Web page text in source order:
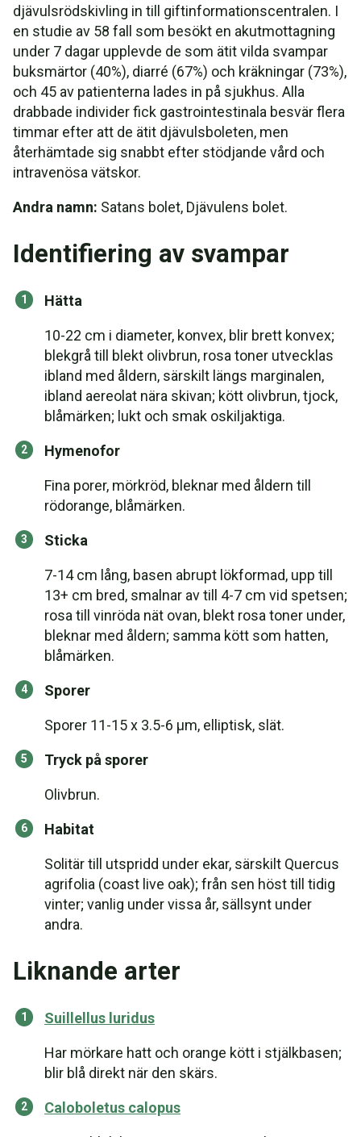
djävulsrödskivling in till giftinformationscentralen. I
en studie av 58 fall som besökt en akutmottagning
under 7 dagar upplevde de som ätit vilda svampar
buksmärtor (40%), diarré (67%) och kräkningar (73%),
och 45 av patienterna lades in på sjukhus. Alla
drabbade individer fick gastrointestinala besvär flera
timmar efter att de ätit djävulsboleten, men
återhämtade sig snabbt efter stödjande vård och
intravenösa vätskor.
Andra namn: Satans bolet, Djävulens bolet.
Identifiering av svampar
Hätta
10-22 cm i diameter, konvex, blir brett konvex;
blekgrå till blekt olivbrun, rosa toner utvecklas
ibland med åldern, särskilt längs marginalen,
ibland aereolat nära skivan; kött olivbrun, tjock,
blåmärken; lukt och smak oskiljaktiga.
Hymenofor
Fina porer, mörkröd, bleknar med åldern till
rödorange, blåmärken.
Sticka
7-14 cm lång, basen abrupt lökformad, upp till
13+ cm bred, smalnar av till 4-7 cm vid spetsen;
rosa till vinröda nät ovan, blekt rosa toner under,
bleknar med åldern; samma kött som hatten,
blåmärken.
Sporer
Sporer 11-15 x 3.5-6 µm, elliptisk, slät.
Tryck på sporer
Olivbrun.
Habitat
Solitär till utspridd under ekar, särskilt Quercus
agrifolia (coast live oak); från sen höst till tidig
vinter; vanlig under vissa år, sällsynt under
andra.
Liknande arter
Suillellus luridus
Har mörkare hatt och orange kött i stjälkbasen;
blir blå direkt när den skärs.
Caloboletus calopus